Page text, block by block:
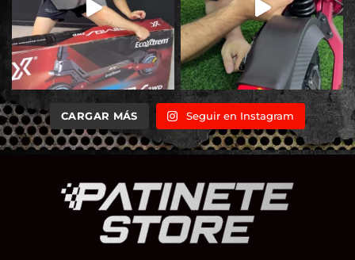
CARGAR MÁS Seguir en Instagram